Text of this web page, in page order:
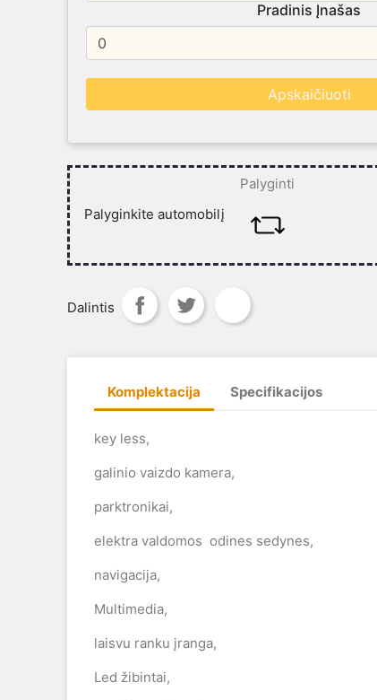
Pradinis Įnašas
Palyginkite automobilį
Palyginti
Dalintis
Komplektacija Specifikacijos
key less,
galinio vaizdo kamera,
parktronikai,
elektra valdomos odines sedynes,
navigacija,
Multimedia,
laisvu ranku įranga,
Led žibintai,